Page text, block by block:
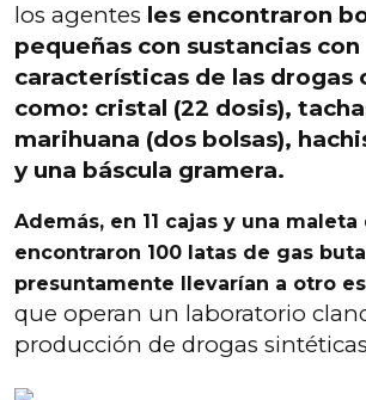
los agentes les encontraron
pequeñas con sustancias con
características de las drogas
como: cristal (22 dosis),
marihuana (dos bolsas),
y una báscula gramera.
Además, en 11 cajas y una
encontraron 100 latas de gas
presuntamente llevarían a otro
que operan un laboratorio
producción de drogas